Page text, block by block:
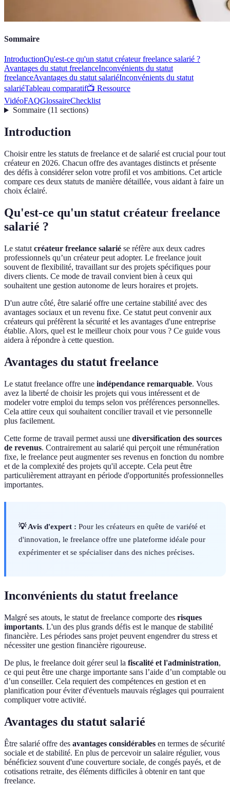
Sommaire
IntroductionQu'est-ce qu'un statut créateur freelance salarié ?
Avantages du statut freelanceInconvénients du statut
freelanceAvantages du statut salariéInconvénients du statut
salariéTableau comparatif📺 Ressource
VidéoFAQGlossaireChecklist
Sommaire(11 sections)
Introduction
Choisir entre les statuts de freelance et de salarié est crucial pour tout
créateur en 2026. Chacun offre des avantages distincts et présente
des défis à considérer selon votre profil et vos ambitions. Cet article
compare ces deux statuts de manière détaillée, vous aidant à faire un
choix éclairé.
Qu'est-ce qu'un statut créateur freelance
salarié ?
Le statut créateur freelance salarié se réfère aux deux cadres
professionnels qu’un créateur peut adopter. Le freelance jouit
souvent de flexibilité, travaillant sur des projets spécifiques pour
divers clients. Ce mode de travail convient bien à ceux qui
souhaitent une gestion autonome de leurs horaires et projets.
D'un autre côté, être salarié offre une certaine stabilité avec des
avantages sociaux et un revenu fixe. Ce statut peut convenir aux
créateurs qui préfèrent la sécurité et les avantages d'une entreprise
établie. Alors, quel est le meilleur choix pour vous ? Ce guide vous
aidera à répondre à cette question.
Avantages du statut freelance
Le statut freelance offre une indépendance remarquable. Vous
avez la liberté de choisir les projets qui vous intéressent et de
modeler votre emploi du temps selon vos préférences personnelles.
Cela attire ceux qui souhaitent concilier travail et vie personnelle
plus facilement.
Cette forme de travail permet aussi une diversification des sources
de revenus. Contrairement au salarié qui perçoit une rémunération
fixe, le freelance peut augmenter ses revenus en fonction du nombre
et de la complexité des projets qu'il accepte. Cela peut être
particulièrement attrayant en période d'opportunités professionnelles
importantes.
💡 Avis d'expert : Pour les créateurs en quête de variété et
d'innovation, le freelance offre une plateforme idéale pour
expérimenter et se spécialiser dans des niches précises.
Inconvénients du statut freelance
Malgré ses atouts, le statut de freelance comporte des risques
importants. L'un des plus grands défis est le manque de stabilité
financière. Les périodes sans projet peuvent engendrer du stress et
nécessiter une gestion financière rigoureuse.
De plus, le freelance doit gérer seul la fiscalité et l'administration,
ce qui peut être une charge importante sans l’aide d’un comptable ou
d’un conseiller. Cela requiert des compétences en gestion et en
planification pour éviter d'éventuels mauvais réglages qui pourraient
compliquer votre activité.
Avantages du statut salarié
Être salarié offre des avantages considérables en termes de sécurité
sociale et de stabilité. En plus de percevoir un salaire régulier, vous
bénéficiez souvent d'une couverture sociale, de congés payés, et de
cotisations retraite, des éléments difficiles à obtenir en tant que
freelance.